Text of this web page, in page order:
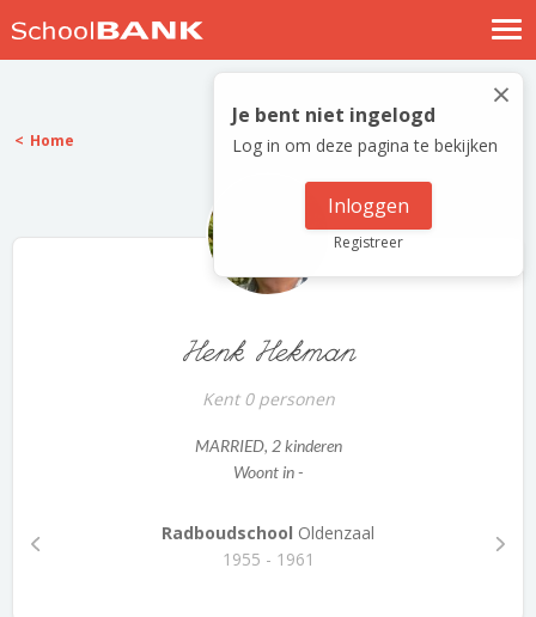
Nostalgische verhalen
Log in
Meld je gratis aan
×
Je bent niet ingelogd
Log in om deze pagina te bekijken
Inloggen
Registreer
Home
Henk Hekman
Kent 0 personen
MARRIED, 2 kinderen
Woont in -
Radboudschool Oldenzaal
1955 - 1961